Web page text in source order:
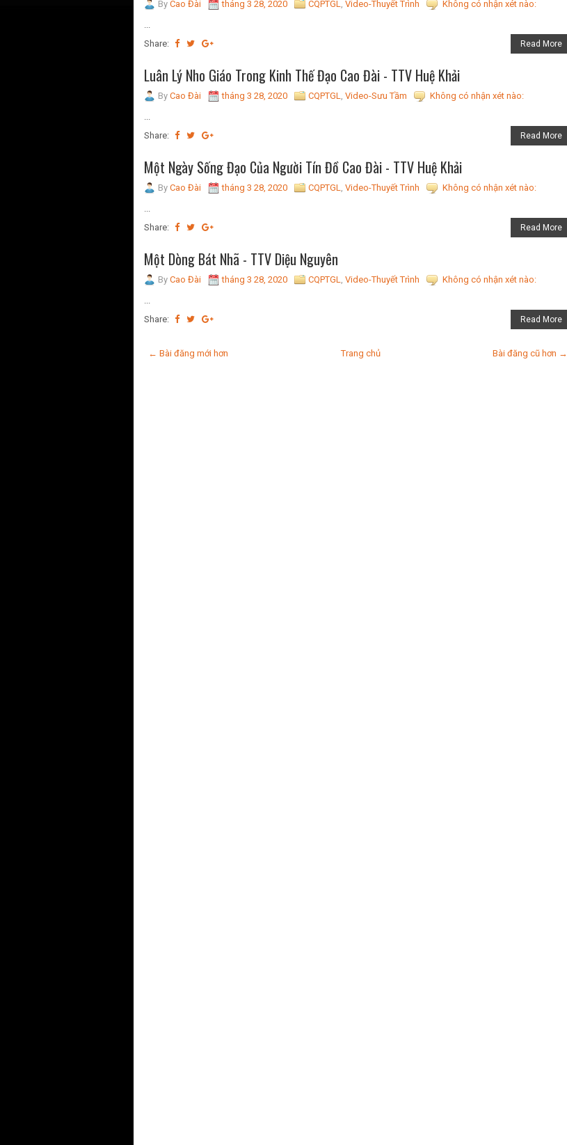
By Cao Đài tháng 3 28, 2020 CQPTGL, Video-Thuyết Trình
Không có nhận xét nào:
...
Share:
Read More
Luân Lý Nho Giáo Trong Kinh Thế Đạo Cao Đài - TTV Huệ Khải
By Cao Đài tháng 3 28, 2020 CQPTGL, Video-Sưu Tầm
Không có nhận xét nào:
...
Share:
Read More
Một Ngày Sống Đạo Của Người Tín Đồ Cao Đài - TTV Huệ Khải
By Cao Đài tháng 3 28, 2020 CQPTGL, Video-Thuyết Trình
Không có nhận xét nào:
...
Share:
Read More
Một Dòng Bát Nhã - TTV Diệu Nguyên
By Cao Đài tháng 3 28, 2020 CQPTGL, Video-Thuyết Trình
Không có nhận xét nào:
...
Share:
Read More
← Bài đăng mới hơn Bài đăng cũ hơn →
Trang chủ